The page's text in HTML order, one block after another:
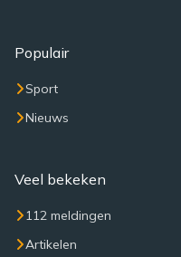
Populair
Sport
Nieuws
Veel bekeken
112 meldingen
Artikelen